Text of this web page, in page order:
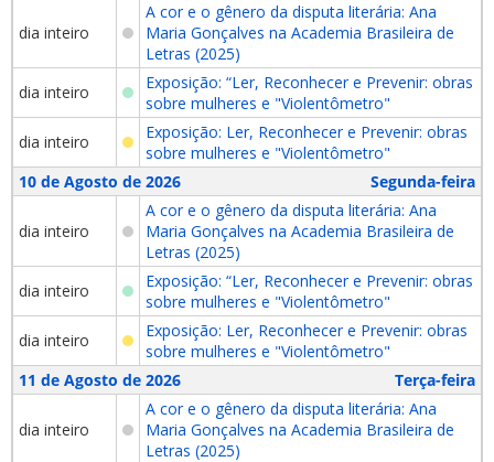
dia inteiro
A cor e o gênero da disputa literária: Ana
Maria Gonçalves na Academia Brasileira de
Letras (2025)
dia inteiro
Exposição: “Ler, Reconhecer e Prevenir: obras
sobre mulheres e "Violentômetro"
dia inteiro
Exposição: Ler, Reconhecer e Prevenir: obras
sobre mulheres e "Violentômetro"
10 de Agosto de 2026
Segunda-feira
dia inteiro
A cor e o gênero da disputa literária: Ana
Maria Gonçalves na Academia Brasileira de
Letras (2025)
dia inteiro
Exposição: “Ler, Reconhecer e Prevenir: obras
sobre mulheres e "Violentômetro"
dia inteiro
Exposição: Ler, Reconhecer e Prevenir: obras
sobre mulheres e "Violentômetro"
11 de Agosto de 2026
Terça-feira
dia inteiro
A cor e o gênero da disputa literária: Ana
Maria Gonçalves na Academia Brasileira de
Letras (2025)